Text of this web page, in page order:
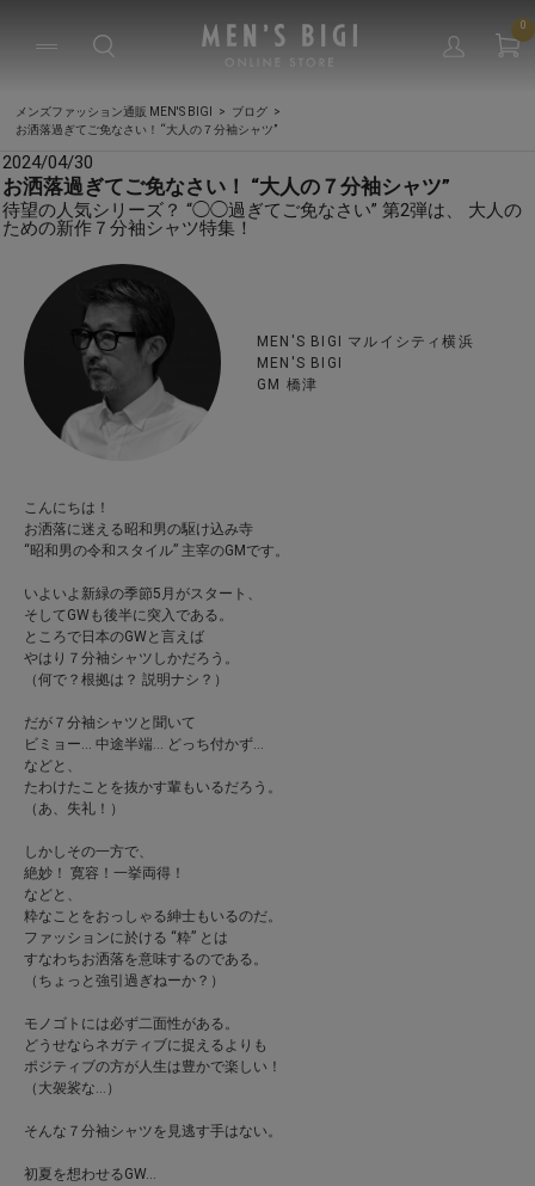
0
メンズファッション通販 MEN'S BIGI
ブログ
お洒落過ぎてご免なさい！ “大人の７分袖シャツ”
2024/04/30
お洒落過ぎてご免なさい！ “大人の７分袖シャツ”
待望の人気シリーズ？ “◯◯過ぎてご免なさい” 第2弾は、 大人の
ための新作７分袖シャツ特集！
MEN'S BIGI マルイシティ横浜
MEN'S BIGI
GM 橋津
こんにちは！
お洒落に迷える昭和男の駆け込み寺
“昭和男の令和スタイル” 主宰のGMです。
いよいよ新緑の季節5月がスタート、
そしてGWも後半に突入である。
ところで日本のGWと言えば
やはり７分袖シャツしかだろう。
（何で？根拠は？ 説明ナシ？）
だが７分袖シャツと聞いて
ビミョー… 中途半端… どっち付かず…
などと、
たわけたことを抜かす輩もいるだろう。
（あ、失礼！）
しかしその一方で、
絶妙！ 寛容！一挙両得！
などと、
粋なことをおっしゃる紳士もいるのだ。
ファッションに於ける “粋” とは
すなわちお洒落を意味するのである。
（ちょっと強引過ぎねーか？）
モノゴトには必ず二面性がある。
どうせならネガティブに捉えるよりも
ポジティブの方が人生は豊かで楽しい！
（大袈裟な…）
そんな７分袖シャツを見逃す手はない。
初夏を想わせるGW…